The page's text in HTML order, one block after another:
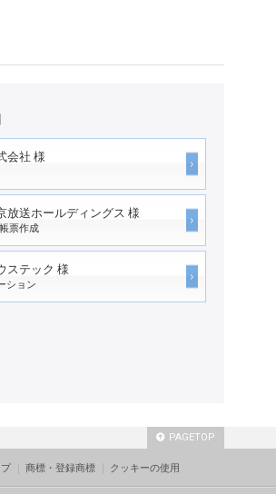
会社 様
放送ホールディングス 様
票作成
ステック 様
ション
PAGETOP
商標・登録商標 クッキーの使用